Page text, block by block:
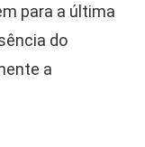
para a última
do
a